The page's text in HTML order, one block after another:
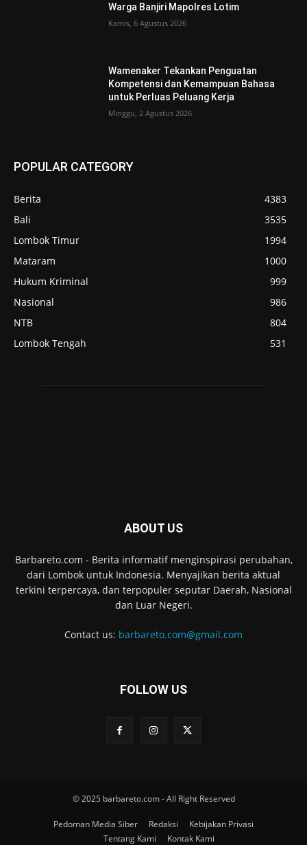
Warga Banjiri Mapolres Lotim
Kamis, 6 Agustus 2026
Wamenaker Tekankan Penguatan
Kompetensi dan Kemampuan Bahasa
untuk Perluas Peluang Kerja
Minggu, 2 Agustus 2026
POPULAR CATEGORY
Berita
4383
Bali
3535
Lombok Timur
1994
Mataram
1000
Hukum Kriminal
999
Nasional
986
NTB
804
Lombok Tengah
531
ABOUT US
Barbareto.com - Berita informatif menginspirasi perubahan,
dari Lombok untuk Indonesia. Menyajikan berita aktual
terkini terpercaya, dan terpopuler seputar Daerah, Nasional
dan Luar Negeri.
Contact us: barbareto.com@gmail.com
FOLLOW US
© 2025 barbareto.com - All Right Reserved
Pedoman Media Siber Redaksi
Kebijakan Privasi
Tentang Kami
Kontak Kami